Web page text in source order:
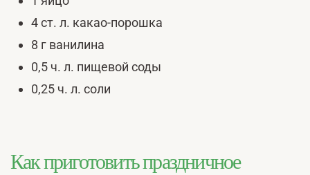
4 ст. л. какао-порошка
8 г ванилина
0,5 ч. л. пищевой соды
0,25 ч. л. соли
Как приготовить праздничное